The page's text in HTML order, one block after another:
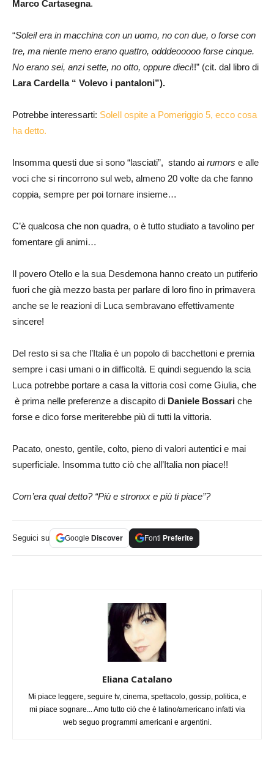
Marco Cartasegna.
“Soleil era in macchina con un uomo, no con due, o forse con
tre, ma niente meno erano quattro, odddeooooo forse cinque.
No erano sei, anzi sette, no otto, oppure dieci!!” (cit. dal libro di
Lara Cardella “ Volevo i pantaloni”).
Potrebbe interessarti: SoleIl ospite a Pomeriggio 5, ecco cosa
ha detto.
Insomma questi due si sono “lasciati”, stando ai rumors e alle
voci che si rincorrono sul web, almeno 20 volte da che fanno
coppia, sempre per poi tornare insieme…
C’è qualcosa che non quadra, o è tutto studiato a tavolino per
fomentare gli animi…
Il povero Otello e la sua Desdemona hanno creato un putiferio
fuori che già mezzo basta per parlare di loro fino in primavera
anche se le reazioni di Luca sembravano effettivamente
sincere!
Del resto si sa che l’Italia è un popolo di bacchettoni e premia
sempre i casi umani o in difficoltà. E quindi seguendo la scia
Luca potrebbe portare a casa la vittoria così come Giulia, che
è prima nelle preferenze a discapito di Daniele Bossari che
forse e dico forse meriterebbe più di tutti la vittoria.
Pacato, onesto, gentile, colto, pieno di valori autentici e mai
superficiale. Insomma tutto ciò che all’Italia non piace!!
Com’era qual detto? “Più e stronxx e più ti piace”?
Seguici su Google Discover Fonti Preferite
Eliana Catalano
Mi piace leggere, seguire tv, cinema, spettacolo, gossip, politica, e
mi piace sognare... Amo tutto ciò che è latino/americano infatti via
web seguo programmi americani e argentini.